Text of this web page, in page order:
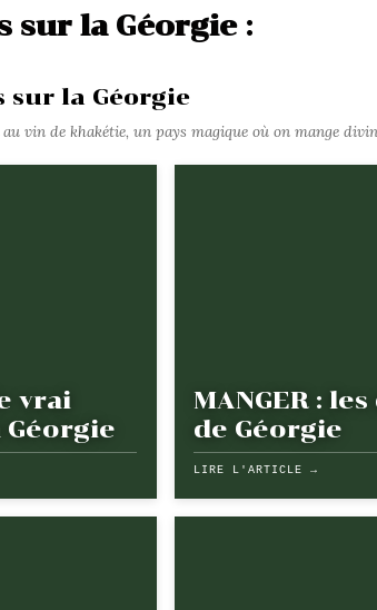
sur la Géorgie :
sur la Géorgie
vin de khakétie, un pays magique où on mange
vrai
MANGER :
de Géorgie
LIRE L'ARTICLE →